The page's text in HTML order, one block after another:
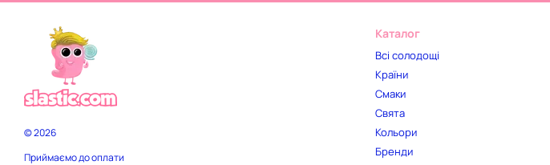
© 2026
Приймаємо до оплати
Каталог
Всі солодощі
Країни
Смаки
Свята
Кольори
Бренди